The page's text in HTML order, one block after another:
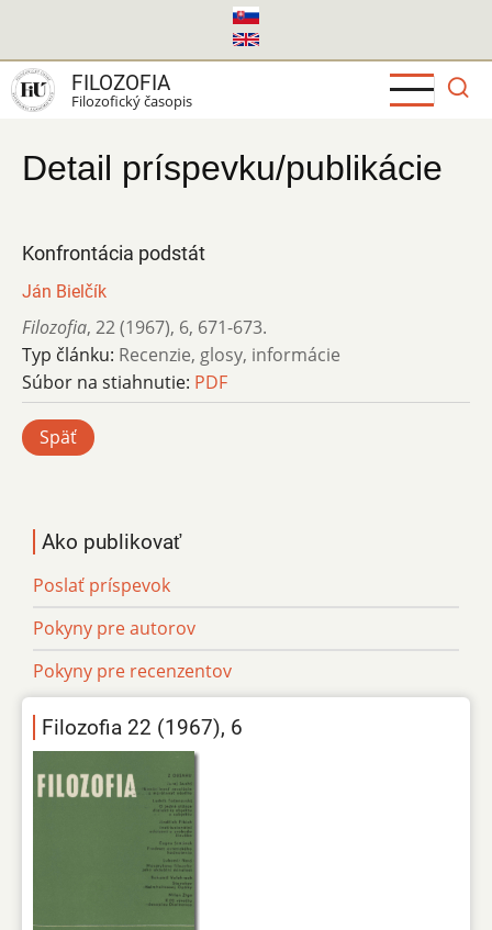
hlavný
obsah
FILOZOFIA
Filozofický časopis
Detail príspevku/publikácie
Konfrontácia podstát
Ján Bielčík
Filozofia, 22 (1967), 6, 671-673.
Typ článku: Recenzie, glosy, informácie
Súbor na stiahnutie: PDF
Späť
Ako publikovať
Poslať príspevok
Pokyny pre autorov
Pokyny pre recenzentov
Filozofia 22 (1967), 6